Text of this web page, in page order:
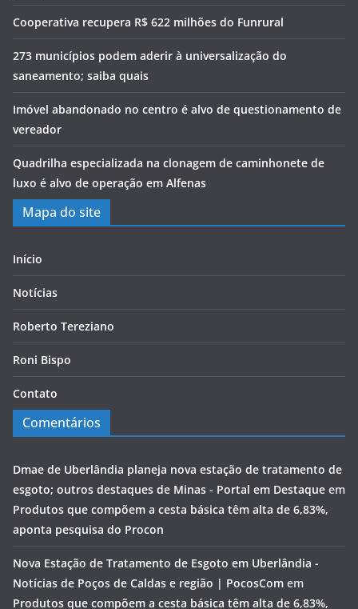
Cooperativa recupera R$ 622 milhões do Funrural
273 municípios podem aderir à universalização do
saneamento; saiba quais
Imóvel abandonado no centro é alvo de questionamento de
vereador
Quadrilha especializada na clonagem de caminhonete de
luxo é alvo de operação em Alfenas
Mapa do site
Início
Notícias
Roberto Tereziano
Roni Bispo
Contato
Comentários
Dmae de Uberlândia planeja nova estação de tratamento de
esgoto; outros destaques de Minas - Portal em Destaque em
Produtos que compõem a cesta básica têm alta de 6,83%,
aponta pesquisa do Procon
Nova Estação de Tratamento de Esgoto em Uberlândia -
Notícias de Poços de Caldas e região | PocosCom em
Produtos que compõem a cesta básica têm alta de 6,83%,